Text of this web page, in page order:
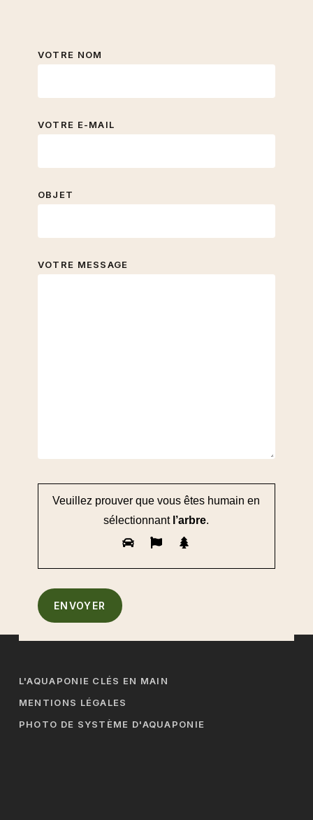
VOTRE NOM
VOTRE E-MAIL
OBJET
VOTRE MESSAGE
Veuillez prouver que vous êtes humain en
sélectionnantl’arbre.
L'AQUAPONIE CLÉS EN MAIN
MENTIONS LÉGALES
PHOTO DE SYSTÈME D'AQUAPONIE